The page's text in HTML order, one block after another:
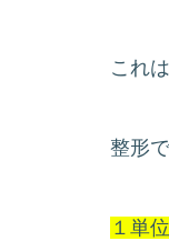
これ
整形
１単